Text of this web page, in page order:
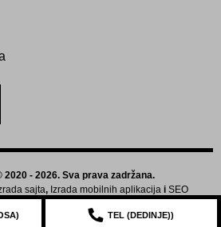
2020 - 2026. Sva prava zadržana.
sajta, Izrada mobilnih aplikacija i SEO
) TEL (DEDINJE))